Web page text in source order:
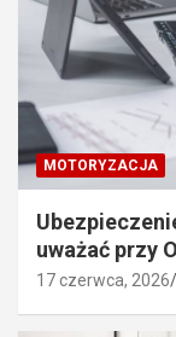
MOTORYZACJA
uważać przy
17 czerwca, 2026